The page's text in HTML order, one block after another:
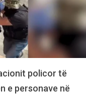
policor të
e personave në